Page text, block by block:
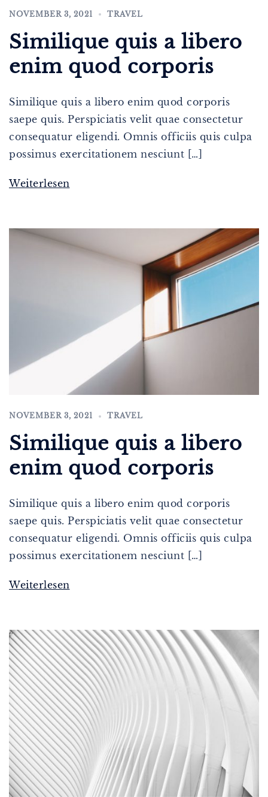
NOVEMBER 3, 2021 TRAVEL
Similique quis a libero
enim quod corporis
Similique quis a libero enim quod corporis
saepe quis. Perspiciatis velit quae consectetur
consequatur eligendi. Omnis officiis quis culpa
possimus exercitationem nesciunt […]
Weiterlesen
NOVEMBER 3, 2021 TRAVEL
Similique quis a libero
enim quod corporis
Similique quis a libero enim quod corporis
saepe quis. Perspiciatis velit quae consectetur
consequatur eligendi. Omnis officiis quis culpa
possimus exercitationem nesciunt […]
Weiterlesen